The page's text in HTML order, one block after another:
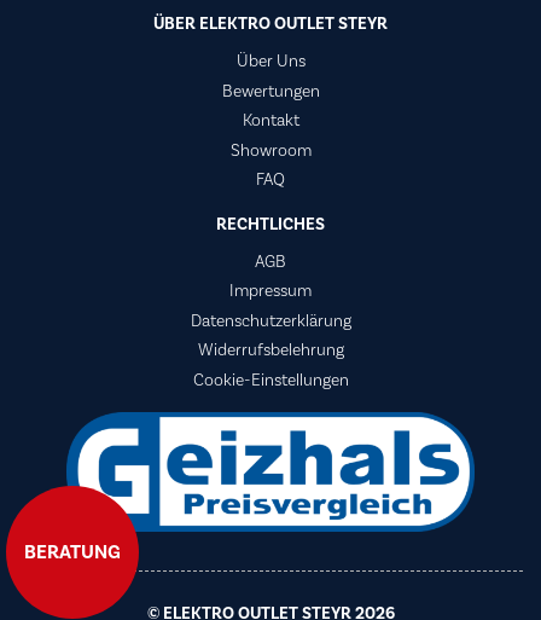
BERATUNG
ÜBER ELEKTRO OUTLET STEYR
Über Uns
Bewertungen
Kontakt
Showroom
FAQ
RECHTLICHES
AGB
Impressum
Datenschutzerklärung
Widerrufsbelehrung
Cookie-Einstellungen
© ELEKTRO OUTLET STEYR 2026